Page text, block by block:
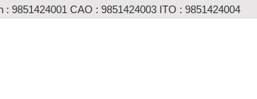
: 9851424001 CAO : 9851424003 ITO : 9851424004